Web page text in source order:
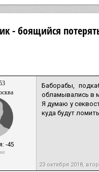
- боящийся
-45
Баборабы,
обламывались в
Я думаю у
куда будут
23 октября 2018,